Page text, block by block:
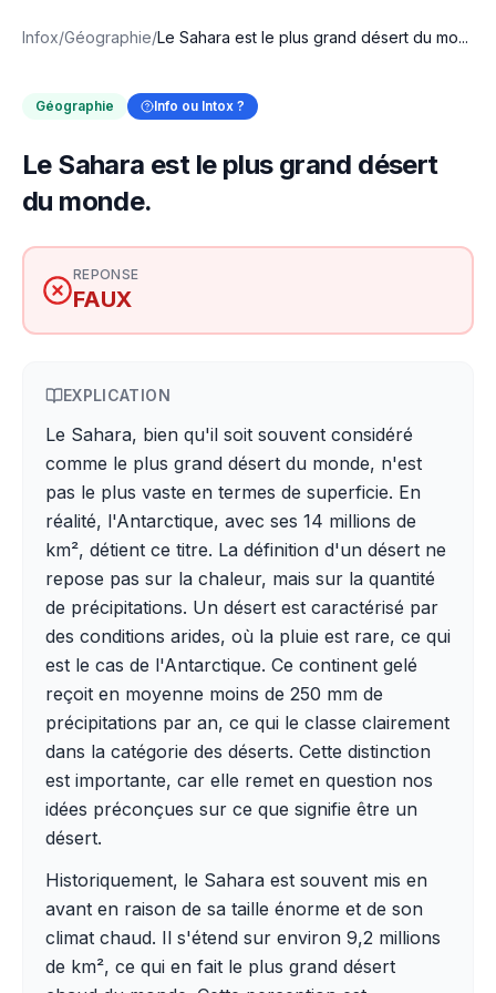
Infox/Géographie/Le Sahara est le plus grand désert du mo...
Géographie Info ou Intox ?
Le Sahara est le plus grand désert
du monde.
REPONSE
FAUX
EXPLICATION
Le Sahara, bien qu'il soit souvent considéré
comme le plus grand désert du monde, n'est
pas le plus vaste en termes de superficie. En
réalité, l'Antarctique, avec ses 14 millions de
km², détient ce titre. La définition d'un désert ne
repose pas sur la chaleur, mais sur la quantité
de précipitations. Un désert est caractérisé par
des conditions arides, où la pluie est rare, ce qui
est le cas de l'Antarctique. Ce continent gelé
reçoit en moyenne moins de 250 mm de
précipitations par an, ce qui le classe clairement
dans la catégorie des déserts. Cette distinction
est importante, car elle remet en question nos
idées préconçues sur ce que signifie être un
désert.
Historiquement, le Sahara est souvent mis en
avant en raison de sa taille énorme et de son
climat chaud. Il s'étend sur environ 9,2 millions
de km², ce qui en fait le plus grand désert